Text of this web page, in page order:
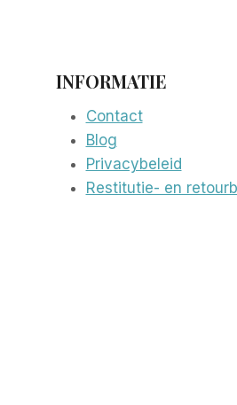
INFORMATIE
Contact
Blog
Privacybeleid
Restitutie- en